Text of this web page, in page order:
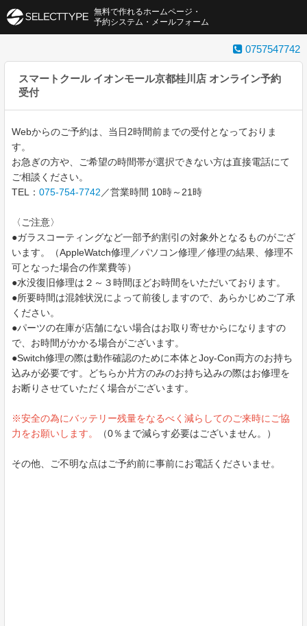
0757547742
スマートクール イオンモール京都桂川店 オンライン予約
受付
Webからのご予約は、当日2時間前までの受付となっておりま
す。
お急ぎの方や、ご希望の時間帯が選択できない方は直接電話にて
ご相談ください。
TEL： 075-754-7742 ／営業時間 10時～21時
〈ご注意〉
●ガラスコーティングなど一部予約割引の対象外となるものがござ
います。（AppleWatch修理／パソコン修理／修理の結果、修理不
可となった場合の作業費等）
●水没復旧修理は２～３時間ほどお時間をいただいております。
●所要時間は混雑状況によって前後しますので、あらかじめご了承
ください。
●パーツの在庫が店舗にない場合はお取り寄せからになりますの
で、お時間がかかる場合がございます。
●Switch修理の際は動作確認のために本体とJoy-Con両方のお持ち
込みが必要です。どちらか片方のみのお持ち込みの際はお修理を
お断りさせていただく場合がございます。
※安全の為にバッテリー残量をなるべく減らしてのご来時にご協
力をお願いします。
（0％まで減らす必要はございません。）
その他、ご不明な点はご予約前に事前にお電話くださいませ。
無料で作れるホームページ・
予約システム・メールフォーム